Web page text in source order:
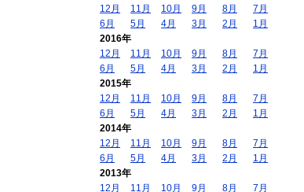
12月
11月 10月 9月 8月
7月
6月
5月 4月 3月 2月
1月
2016年
12月
11月 10月 9月 8月
7月
6月
5月 4月 3月 2月
1月
2015年
12月
11月 10月 9月 8月
7月
6月
5月 4月 3月 2月
1月
2014年
12月
11月 10月 9月 8月
7月
6月
5月 4月 3月 2月
1月
2013年
12月
11月 10月 9月 8月 7月